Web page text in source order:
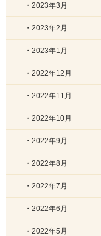
・2023年3月
・2023年2月
・2023年1月
・2022年12月
・2022年11月
・2022年10月
・2022年9月
・2022年8月
・2022年7月
・2022年6月
・2022年5月